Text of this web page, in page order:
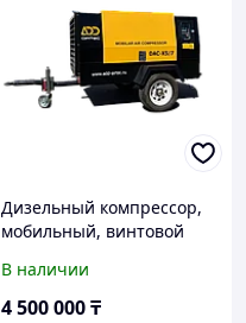
Дизельный компрессор,
мобильный, винтовой
приводом ADD AIRTEC
DAC-X5/8 с дизельным
В наличии
4 500 000₸